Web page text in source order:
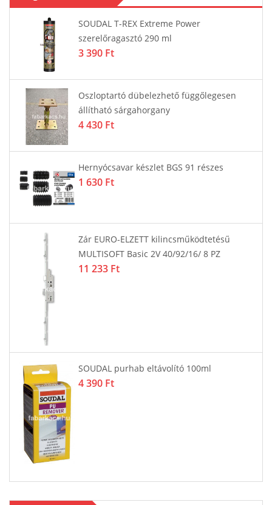
SOUDAL T-REX Extreme Power
szerelőragasztó 290 ml
3 390 Ft
Oszloptartó dübelezhető függőlegesen
állítható sárgahorgany
4 430 Ft
Hernyócsavar készlet BGS 91 részes
1 630 Ft
Zár EURO-ELZETT kilincsműködtetésű
MULTISOFT Basic 2V 40/92/16/ 8 PZ
11 233 Ft
SOUDAL purhab eltávolító 100ml
4 390 Ft